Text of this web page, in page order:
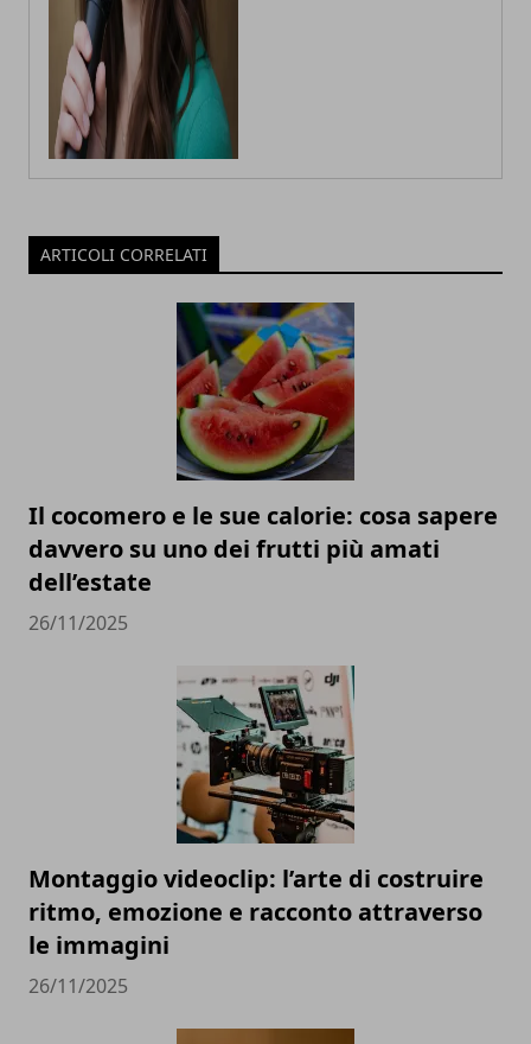
ARTICOLI CORRELATI
Il cocomero e le sue calorie: cosa sapere
davvero su uno dei frutti più amati
dell’estate
26/11/2025
Montaggio videoclip: l’arte di costruire
ritmo, emozione e racconto attraverso
le immagini
26/11/2025